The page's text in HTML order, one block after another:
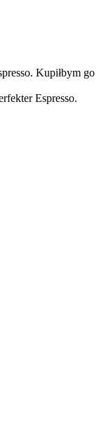
Kupiłbym go
Espresso.